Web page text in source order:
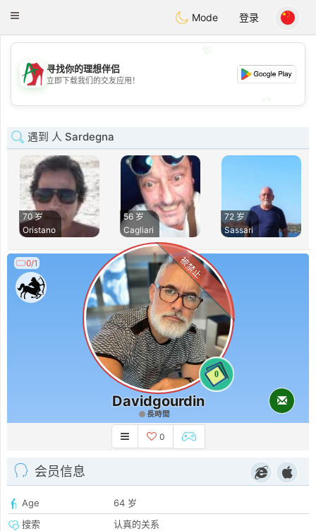
AmamiOra
Toggle
Mode 登录
💖
💕
寻找你的理想伴侣
立即下载我们的交友应用！
遇到 人 Sardegna
70 岁
Oristano
56 岁
Cagliari
72 岁
Sassari
0/1
0
被禁止
Davidgourdin
長時間
0
会员信息
Age
64 岁
搜索
认真的关系